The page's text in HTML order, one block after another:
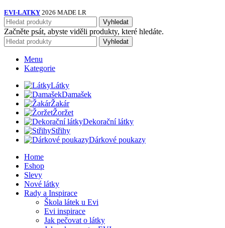
EVI-LATKY 2026 MADE LR
Vyhledat
Začněte psát, abyste viděli produkty, které hledáte.
Vyhledat
Menu
Kategorie
Látky
Damašek
Žakár
Žoržet
Dekorační látky
Střihy
Dárkové poukazy
Home
Eshop
Slevy
Nové látky
Rady a Inspirace
Škola látek u Evi
Evi inspirace
Jak pečovat o látky